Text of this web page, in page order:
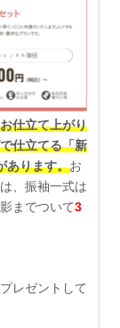
仕立て上がり
仕立てる「新
あります。お
、振袖一式は
までついて3
レゼントして